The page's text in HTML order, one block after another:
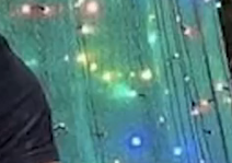
đẹp không cần son phấn